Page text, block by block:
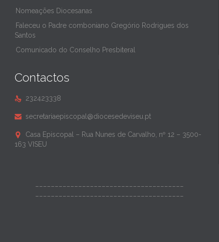
Nomeações Diocesanas
Faleceu o Padre comboniano Gregório Rodrigues dos
Santos
Comunicado do Conselho Presbiteral
Contactos
 232423338
 secretariaepiscopal@diocesedeviseu.pt

Casa Episcopal – Rua Nunes de Carvalho, nº 12 – 3500-
163 VISEU